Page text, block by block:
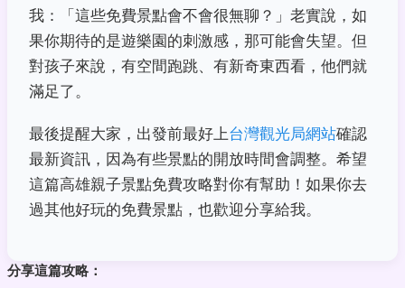
我：「這些免費景點會不會很無聊？」老實說，如
果你期待的是遊樂園的刺激感，那可能會失望。但
對孩子來說，有空間跑跳、有新奇東西看，他們就
滿足了。
最後提醒大家，出發前最好上台灣觀光局網站確認
最新資訊，因為有些景點的開放時間會調整。希望
這篇高雄親子景點免費攻略對你有幫助！如果你去
過其他好玩的免費景點，也歡迎分享給我。
分享這篇攻略：